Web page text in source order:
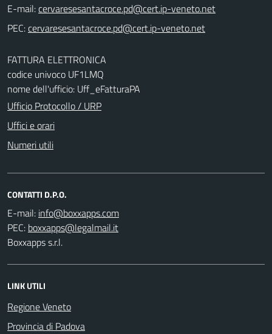
E-mail:
PEC:
FATTURA ELETTRONICA
codice univoco UF1LMQ
nome dell'ufficio: Uff_eFatturaPA
Ufficio Protocollo / URP
Uffici e orari
Numeri utili
CONTATTI D.P.O.
E-mail:
PEC:
Boxxapps s.r.l.
LINK UTILI
Regione Veneto
Provincia di Padova